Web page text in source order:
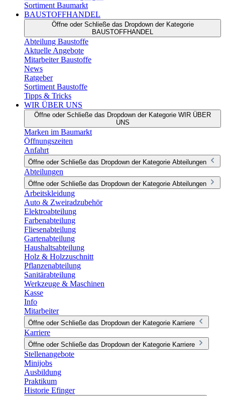
Sortiment Baumarkt
BAUSTOFFHANDEL
Öffne oder Schließe das Dropdown der Kategorie
BAUSTOFFHANDEL
Abteilung Baustoffe
Aktuelle Angebote
Mitarbeiter Baustoffe
News
Ratgeber
Sortiment Baustoffe
Tipps & Tricks
WIR ÜBER UNS
Öffne oder Schließe das Dropdown der Kategorie WIR ÜBER
UNS
Marken im Baumarkt
Öffnungszeiten
Anfahrt
Öffne oder Schließe das Dropdown der Kategorie Abteilungen
Abteilungen
Öffne oder Schließe das Dropdown der Kategorie Abteilungen
Arbeitskleidung
Auto & Zweiradzubehör
Elektroabteilung
Farbenabteilung
Fliesenabteilung
Gartenabteilung
Haushaltsabteilung
Holz & Holzzuschnitt
Pflanzenabteilung
Sanitärabteilung
Werkzeuge & Maschinen
Kasse
Info
Mitarbeiter
Öffne oder Schließe das Dropdown der Kategorie Karriere
Karriere
Öffne oder Schließe das Dropdown der Kategorie Karriere
Stellenangebote
Minijobs
Ausbildung
Praktikum
Historie Efinger